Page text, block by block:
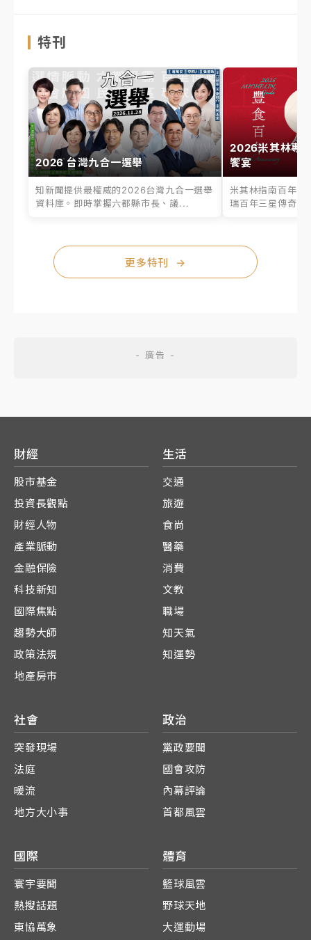
特刊
2026 台灣九合一選舉
知新聞提供最權威的2026台灣九合一選舉
資料庫。即時掌握六都縣市長、議...
2026米其林專
饗宴
米其林指南百年之
瑞百年三星傳奇、
更多特刊 →
財經
股市基金
投資長觀點
財經人物
產業脈動
金融保險
科技新知
國際焦點
趨勢大師
政策法規
地產房市
生活
交通
旅遊
食尚
醫藥
消費
文教
職場
知天氣
知運勢
社會
突發現場
法庭
暖流
地方大小事
政治
黨政要聞
國會攻防
內幕評論
首都風雲
國際
寰宇要聞
熱搜話題
東協萬象
體育
籃球風雲
野球天地
大運動場